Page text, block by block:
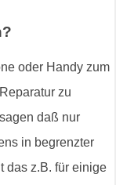
oder Handy zum
zu
daß nur
in begrenzter
das z.B. für einige